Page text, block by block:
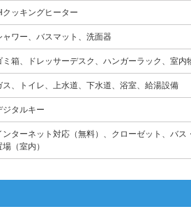
クッキングヒーター
ャワー、バスマット、洗面器
ミ箱、ドレッサーデスク、ハンガーラック、室内
ス、トイレ、上水道、下水道、浴室、給湯設備
ジタルキー
ンターネット対応（無料）、クローゼット、バ
場（室内）